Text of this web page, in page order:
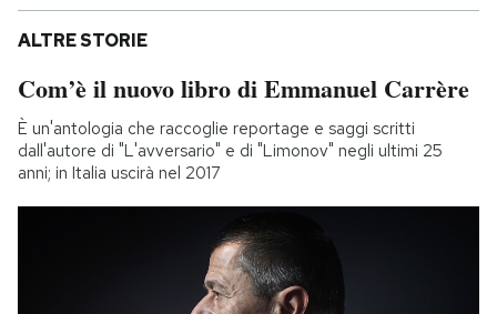
ALTRE STORIE
Com’è il nuovo libro di Emmanuel Carrère
È un'antologia che raccoglie reportage e saggi scritti
dall'autore di "L'avversario" e di "Limonov" negli ultimi 25
anni; in Italia uscirà nel 2017